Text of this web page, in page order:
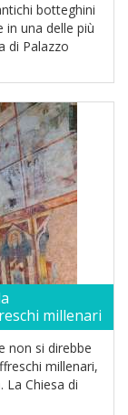
botteghini
in una delle più
di Palazzo
millenari
non si direbbe
millenari,
Chiesa di